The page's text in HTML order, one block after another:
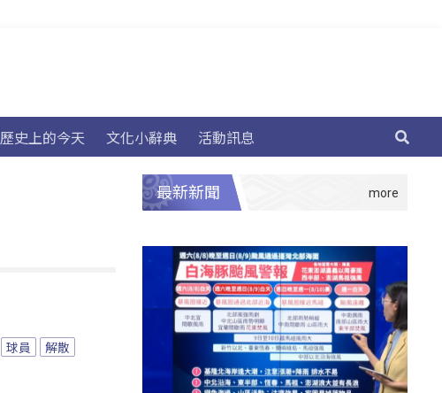
歷史上的今天 文化小辭典 活動訊息
球員 解散
最新新聞